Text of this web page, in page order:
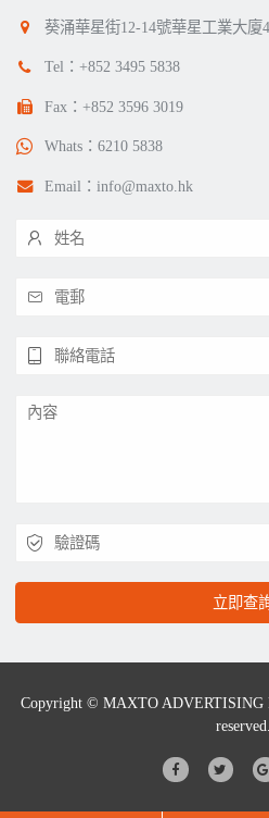
葵涌華星街12-14號華星工業大廈
Tel： +852 3495 5838
Fax：+852 3596 3019
Whats： 6210 5838
Email： info@maxto.hk
立即查
Copyright © MAXTO ADVERTISING
reserved.